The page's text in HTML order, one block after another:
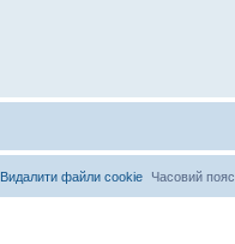
Часовий пояс
Видалити файли cookie